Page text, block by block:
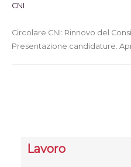
CNI
Circolare CNI: Rinnovo del
Presentazione candidature.
Lavoro